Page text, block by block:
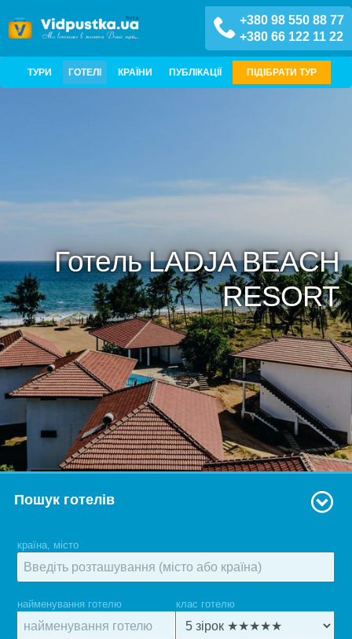
+380 98 550 88 77
+380 66 122 11 22
ТУРИ ГОТЕЛІ КРАЇНИ ПУБЛІКАЦІЇ ПІДІБРАТИ ТУР
Готель LADJA BEACH
RESORT
Пошук готелів
країна, місто
найменування готелю клас готелю